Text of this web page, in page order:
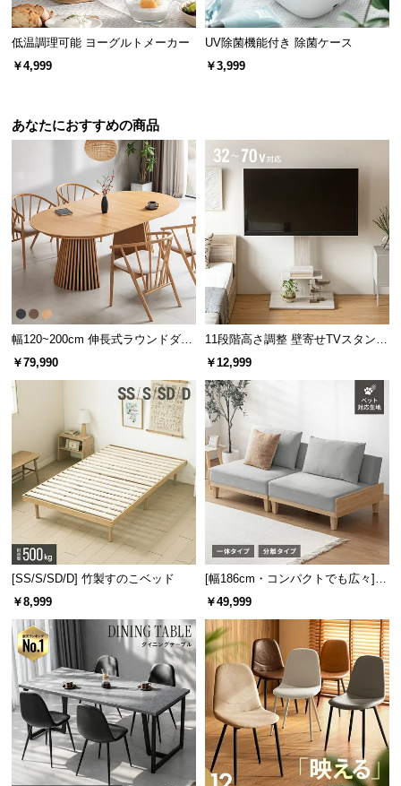
低温調理可能 ヨーグルトメーカー
￥4,999
UV除菌機能付き 除菌ケース
￥3,999
あなたにおすすめの商品
幅120~200cm 伸長式ラウンドダイ
ニングテーブル 6人掛け 天然木突
板 美しい格子デザイン
￥79,990
11段階高さ調整 壁寄せTVスタンド
キャスター付き 上下左右角度調節
￥12,999
[SS/S/SD/D] 竹製すのこベッド
￥8,999
[幅186cm・コンパクトでも広々] 3
人掛けソファベッド リクライニン
￥49,999